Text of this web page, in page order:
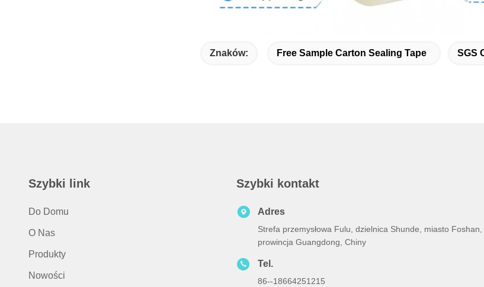
Znaków: Free Sample Carton Sealing Tape SGS
Szybki link
Do Domu
O Nas
Produkty
Nowości
Szybki kontakt
Adres
Strefa przemysłowa Fulu, dzielnica Shunde, miasto Foshan,
prowincja Guangdong, Chiny
Tel.
86--18664251215